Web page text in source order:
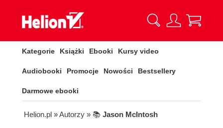
Kategorie Książki Ebooki Kursy video
Audiobooki Promocje Nowości Bestsellery
Darmowe ebooki
Helion.pl » Autorzy » 📚 Jason McIntosh